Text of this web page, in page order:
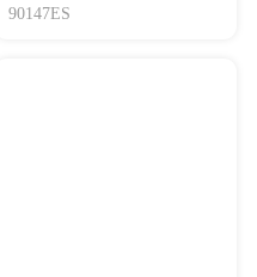
素-7
90147ES